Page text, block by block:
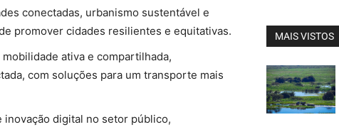
conectadas, urbanismo sustentável e
promover cidades resilientes e equitativas.
ativa e compartilhada,
com soluções para um transporte mais
inovação digital no setor público,
MAIS VISTOS